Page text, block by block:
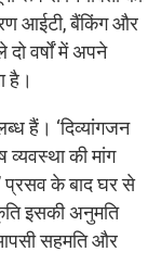
आईटी, बैंकिंग और
वर्षों में अपने
है।
हैं। ‘दिव्यांगजन
व्यवस्था की मांग
प्रसव के बाद घर से
इसकी अनुमति
सहमति और